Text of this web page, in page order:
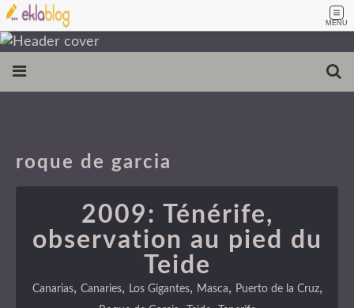
MENU
roque de garcia
2009: Ténérife,
observation au pied du
Teide
Canarias, Canaries, Los Gigantes, Masca, Puerto de la Cruz,